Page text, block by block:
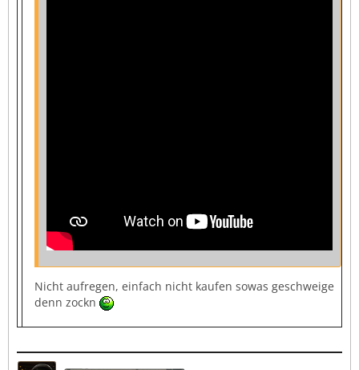
Nicht aufregen, einfach nicht kaufen sowas geschweige
denn zockn